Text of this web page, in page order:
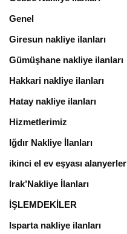
Genel
Giresun nakliye ilanları
Gümüşhane nakliye ilanları
Hakkari nakliye ilanları
Hatay nakliye ilanları
Hizmetlerimiz
Iğdır Nakliye İlanları
ikinci el ev eşyası alanyerler
Irak’Nakliye İlanları
İŞLEMDEKİLER
Isparta nakliye ilanları